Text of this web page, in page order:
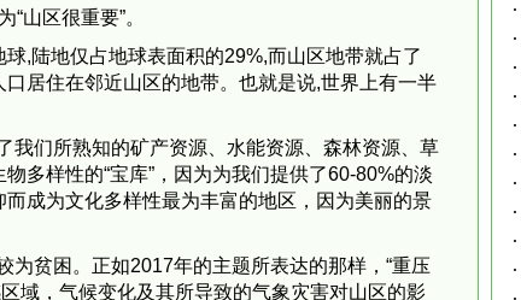
山区很重要”。
,陆地仅占地球表面积的29%,而山区地带就占了
居住在邻近山区的地带。也就是说,世界上有一半
我们所熟知的矿产资源、水能资源、森林资源、草
多样性的“宝库”，因为为我们提供了60-80%的淡
成为文化多样性最为丰富的地区，因为美丽的景
贫困。正如2017年的主题所表达的那样，“重压
域，气候变化及其所导致的气象灾害对山区的影